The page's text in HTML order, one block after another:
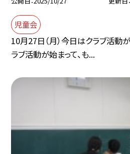
児童会
10月27日（月）今日はクラブ活動
ラブ活動が始まって、も...